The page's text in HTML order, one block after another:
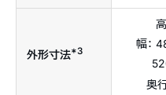
外形寸法*3
幅：
奥